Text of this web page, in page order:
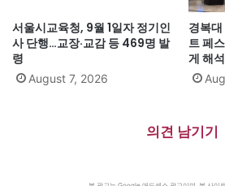
서울시교육청, 9월 1일자 정기인
사 단행…교장·교감 등 469명 발
령
August 7, 2026
경복
트 페
게 해석
의견 남기기